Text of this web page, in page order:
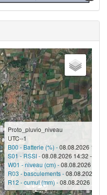
Proto_pluvio_niveau
UTC--1
B00 - Batterie (%) -08.08.2026
S01 - RSSI -08.08.2026 14:32 - -92
W01 - niveau (cm) -08.08.2026
R03 - basculements -08.08.2026
R12 - cumul (mm) -08.08.2026